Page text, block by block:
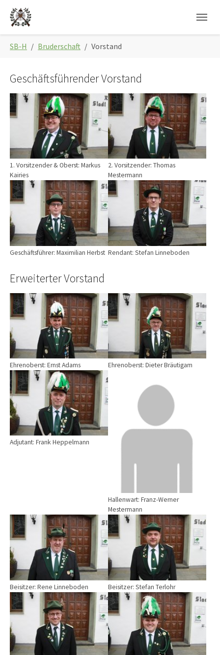
Skip to main navigation
Zum Hauptinhalt springen
Skip to page footer
SB-H Bruderschaft Vorstand
Geschäftsführender Vorstand
1. Vorsitzender & Oberst: Markus
Kairies
2. Vorsitzender: Thomas
Mestermann
Geschäftsführer: Maximilian Herbst Rendant: Stefan Linneboden
Erweiterter Vorstand
Ehrenoberst: Ernst Adams Ehrenoberst: Dieter Bräutigam
Adjutant: Frank Heppelmann
Hallenwart: Franz-Werner
Mestermann
Beisitzer: Rene Linneboden Beisitzer: Stefan Terlohr